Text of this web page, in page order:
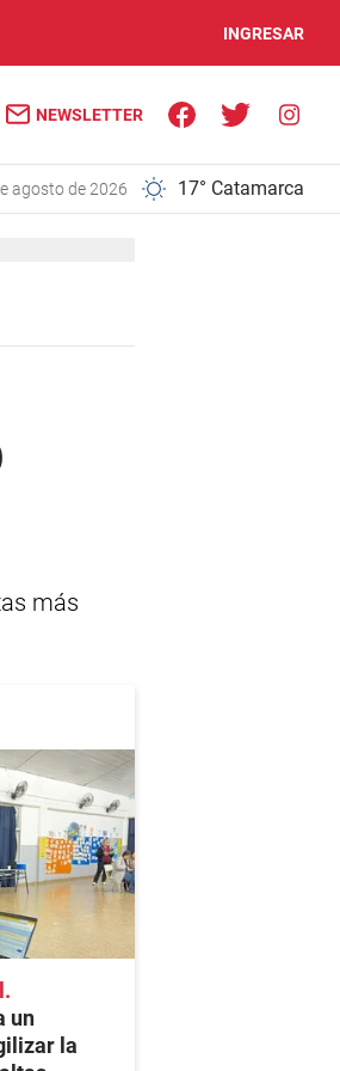
INGRESAR
NEWSLETTER
agosto de 2026 17° Catamarca
más
un
la